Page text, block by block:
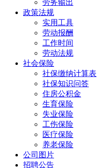
劳务输出
政策法规
实用工具
劳动报酬
工作时间
劳动法规
社会保险
社保缴纳计算表
社保知识问答
住房公积金
生育保险
失业保险
工伤保险
医疗保险
养老保险
公司图片
招聘公告